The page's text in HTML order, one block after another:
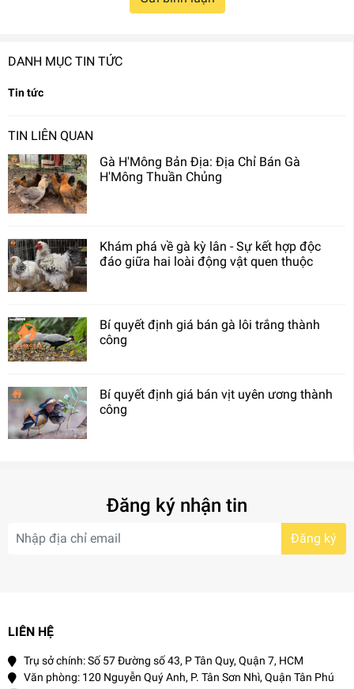
DANH MỤC TIN TỨC
Tin tức
TIN LIÊN QUAN
Gà H'Mông Bản Địa: Địa Chỉ Bán Gà
H'Mông Thuần Chủng
Khám phá về gà kỳ lân - Sự kết hợp độc
đáo giữa hai loài động vật quen thuộc​
Bí quyết định giá bán gà lôi trắng thành
công
Bí quyết định giá bán vịt uyên ương thành
công
Đăng ký nhận tin
Đăng ký
LIÊN HỆ
Trụ sở chính: Số 57 Đường số 43, P Tân Quy, Quận 7, HCM
Văn phòng: 120 Nguyễn Quý Anh, P. Tân Sơn Nhì, Quận Tân Phú